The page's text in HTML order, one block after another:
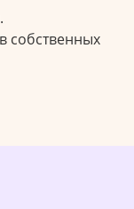
собственных